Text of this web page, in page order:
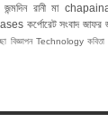
রানী মা
কর্পোরেট সংবাদ জাফর
বিজ্ঞাপন Technology কবিতা